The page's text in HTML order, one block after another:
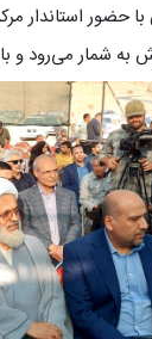
بالغ بر ۶ هزار